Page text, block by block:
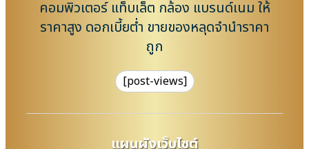
คอมพิวเตอร์ แท็บเล็ต กล้อง แบรนด์เนม ให้
ราคาสูง ดอกเบี้ยต่ำ ขายของหลุดจำนำราคา
ถูก
[post-views]
แผนผังเว็บไซต์